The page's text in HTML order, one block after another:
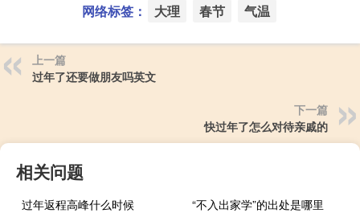
网络标签： 大理 春节 气温
上一篇
过年了还要做朋友吗英文
下一篇
快过年了怎么对待亲戚的
相关问题
过年返程高峰什么时候
“不入出家学”的出处是哪里